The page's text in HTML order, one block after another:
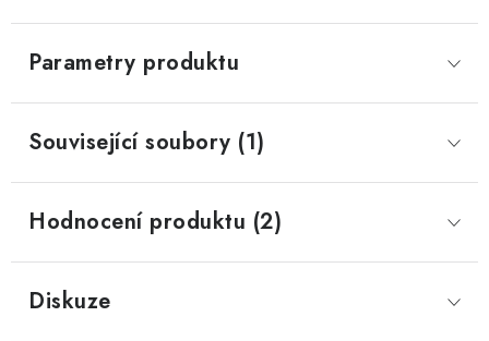
Parametry produktu
Související soubory (1)
Hodnocení produktu (2)
Diskuze